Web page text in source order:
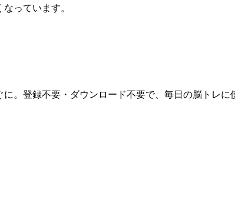
っています。
。登録不要・ダウンロード不要で、毎日の脳トレに